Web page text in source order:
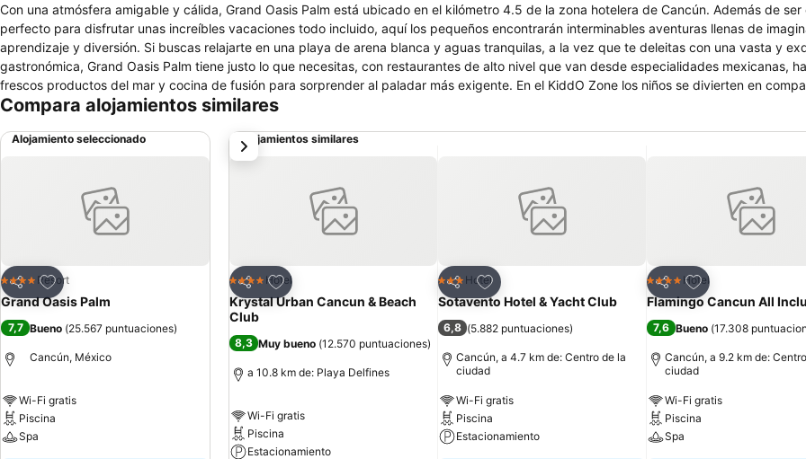
Con una atmósfera amigable y cálida, Grand Oasis Palm está ubicado en el kilómetro 4.5 de la zona hotelera de Cancún. Además de ser
perfecto para disfrutar unas increíbles vacaciones todo incluido, aquí los pequeños encontrarán interminables aventuras llenas de
aprendizaje y diversión. Si buscas relajarte en una playa de arena blanca y aguas tranquilas, a la vez que te deleitas con una vasta y
gastronómica, Grand Oasis Palm tiene justo lo que necesitas, con restaurantes de alto nivel que van desde especialidades mexicanas,
frescos productos del mar y cocina de fusión para sorprender al paladar más exigente. En el KiddO Zone los niños se divierten en
padres, con magníficas atracciones como la zona Pirata’s Bay, el río Yucatán Jurassic River y la sala de videojuegos The Arcade. Otro de
cuidado y supervisión de personal capacitado. Mientras los niños pasan momentos de alegría y diversión, los adultos pueden disfrutar de
restaurantes y bares del resort, además de áreas especiales para adultos, en donde se viven momentos de serenidad con Jacuzzis,
Compara alojamientos similares
Alojamiento seleccionado
Compartir
Agregar a favoritos
4 EstrellasResort
Grand Oasis Palm
7,7 Bueno (25.567 puntuaciones)
Cancún, México
Wi-Fi gratis
Piscina
Spa
Alojamientos similares
Compartir
Agregar a favoritos
4 EstrellasHotel
Krystal Urban Cancun & Beach
Club
8,3 Muy bueno (12.570 puntuaciones)
a 10.8 km de: Playa Delfines
Wi-Fi gratis
Piscina
Estacionamiento
Compartir
Agregar a favoritos
3 Estrellas
Hotel
Sotavento Hotel & Yacht Club
6,8 (5.882 puntuaciones)
Cancún, a 4.7 km de: Centro de la
ciudad
Wi-Fi gratis
Piscina
Estacionamiento
Compartir
Agregar a
4 EstrellasHotel
Flamingo Cancun All
7,6 Bueno (17.308
Cancún, a 9.2 km de:
ciudad
Wi-Fi gratis
Piscina
Spa
siguiente